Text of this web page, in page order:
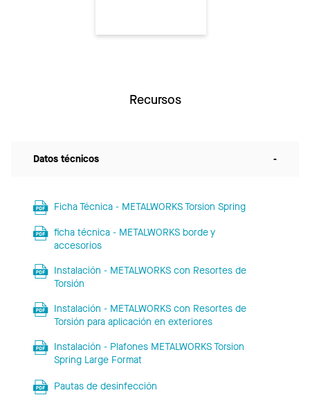
Recursos
Datos técnicos -
Ficha Técnica - METALWORKS Torsion Spring
ficha técnica - METALWORKS borde y
accesorios
Instalación - METALWORKS con Resortes de
Torsión
Instalación - METALWORKS con Resortes de
Torsión para aplicación en exteriores
Instalación - Plafones METALWORKS Torsion
Spring Large Format
Pautas de desinfección